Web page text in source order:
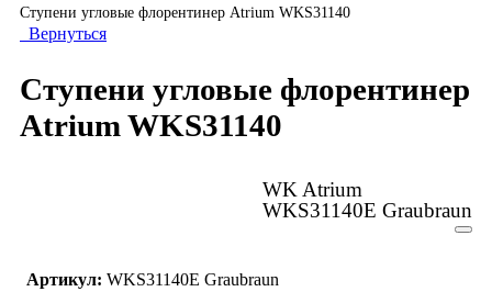
Ступени угловые флорентинер Atrium WKS31140
Вернуться
Ступени угловые флорентинер
Atrium WKS31140
WK Atrium
WKS31140E Graubraun
Артикул: WKS31140E Graubraun